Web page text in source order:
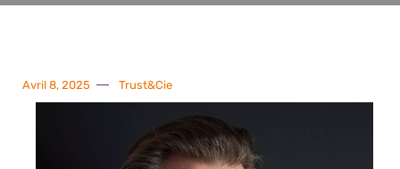
Avril 8, 2025 Trust&Cie